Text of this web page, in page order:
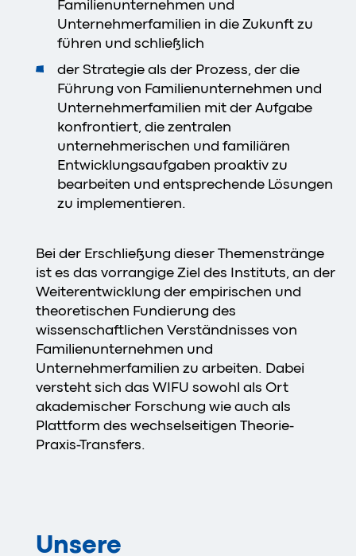
Familienunternehmen und
Unternehmerfamilien in die Zukunft zu
führen und schließlich
der Strategie als der Prozess, der die
Führung von Familienunternehmen und
Unternehmerfamilien mit der Aufgabe
konfrontiert, die zentralen
unternehmerischen und familiären
Entwicklungsaufgaben proaktiv zu
bearbeiten und entsprechende Lösungen
zu implementieren.
Bei der Erschließung dieser Themenstränge
ist es das vorrangige Ziel des Instituts, an der
Weiterentwicklung der empirischen und
theoretischen Fundierung des
wissenschaftlichen Verständnisses von
Familienunternehmen und
Unternehmerfamilien zu arbeiten. Dabei
versteht sich das WIFU sowohl als Ort
akademischer Forschung wie auch als
Plattform des wechselseitigen Theorie-
Praxis-Transfers.
Unsere